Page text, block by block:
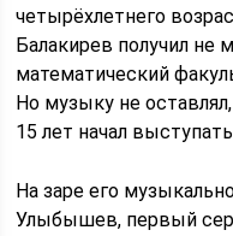
четырёхлетнего
Балакирев получил не
математический
Но музыку не
15 лет начал
На заре его
Улыбышев, первый